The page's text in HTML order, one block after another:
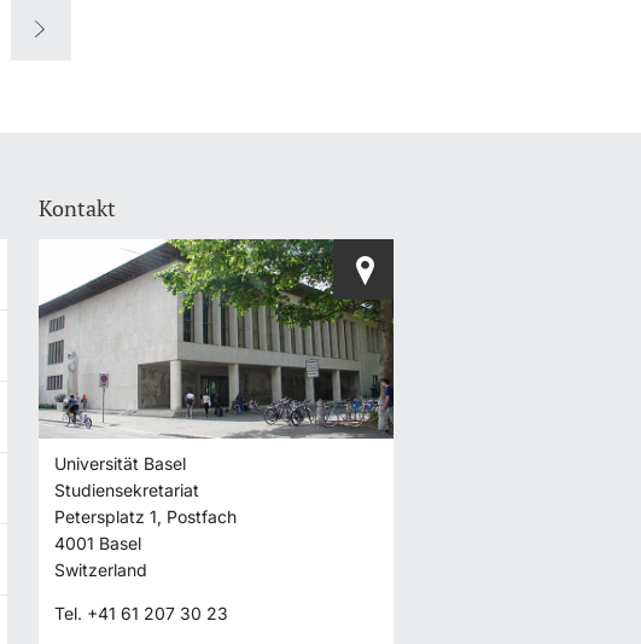
Kontakt
Universität Basel
Studiensekretariat
Petersplatz 1, Postfach
4001 Basel
Switzerland
Tel. +41 61 207 30 23